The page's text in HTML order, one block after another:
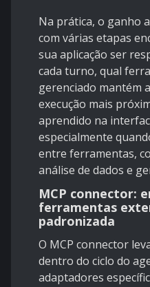
Na prática, o ganho
com várias etapas
sua aplicação ser
cada turno, qual
gerenciado mantém
execução mais
aprendido na
especialmente
entre ferramentas,
análise de dados e
MCP connector:
ferramentas
padronizada
O MCP connector
dentro do ciclo do
adaptadores